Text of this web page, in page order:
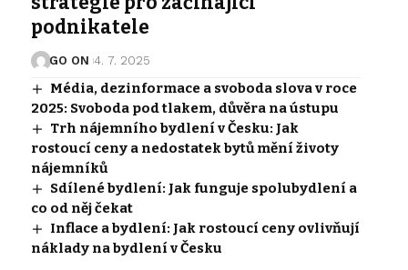
podnikatele
GO ON 4. 7. 2025
Média, dezinformace a svoboda slova v roce
2025: Svoboda pod tlakem, důvěra na ústupu
Trh nájemního bydlení v Česku: Jak
rostoucí ceny a nedostatek bytů mění životy
nájemníků
Sdílené bydlení: Jak funguje spolubydlení a
co od něj čekat
Inflace a bydlení: Jak rostoucí ceny ovlivňují
náklady na bydlení v Česku